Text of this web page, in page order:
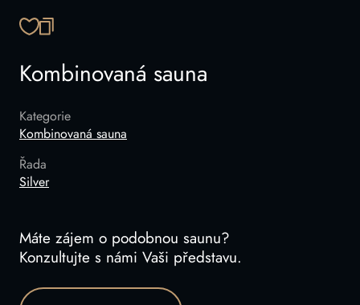
ZKOPÍROVAT ODKAZ
Kombinovaná sauna
Kategorie
Kombinovaná sauna
Řada
Silver
Máte zájem o podobnou saunu?
Konzultujte s námi Vaši představu.